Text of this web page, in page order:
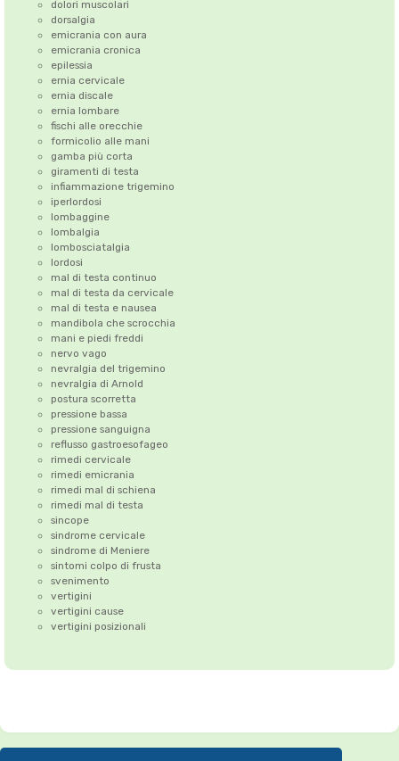
dolori muscolari
dorsalgia
emicrania con aura
emicrania cronica
epilessia
ernia cervicale
ernia discale
ernia lombare
fischi alle orecchie
formicolio alle mani
gamba più corta
giramenti di testa
infiammazione trigemino
iperlordosi
lombaggine
lombalgia
lombosciatalgia
lordosi
mal di testa continuo
mal di testa da cervicale
mal di testa e nausea
mandibola che scrocchia
mani e piedi freddi
nervo vago
nevralgia del trigemino
nevralgia di Arnold
postura scorretta
pressione bassa
pressione sanguigna
reflusso gastroesofageo
rimedi cervicale
rimedi emicrania
rimedi mal di schiena
rimedi mal di testa
sincope
sindrome cervicale
sindrome di Meniere
sintomi colpo di frusta
svenimento
vertigini
vertigini cause
vertigini posizionali
•